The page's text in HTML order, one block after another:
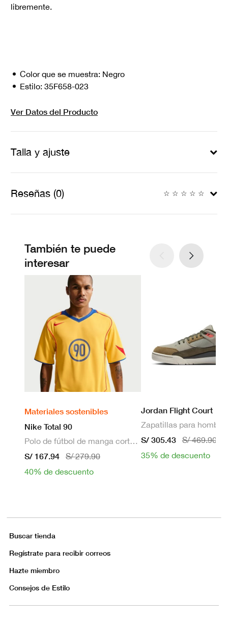
libremente.
Color que se muestra: Negro
Estilo: 35F658-023
Ver Datos del Producto
Talla y ajuste
Reseñas (0) ☆ ☆ ☆ ☆ ☆
También te puede
interesar
Materiales sostenibles
Nike Total 90
Polo de fútbol de manga corta Dri-FIT para hombre
S/ 167.94
S/ 279.90
40% de descuento
Jordan Flight Court
Zapatillas para hombre
S/ 305.43
S/ 469.90
35% de descuento
Buscar tienda
Regístrate para recibir correos
Hazte miembro
Consejos de Estilo